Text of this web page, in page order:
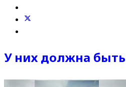
У них должна